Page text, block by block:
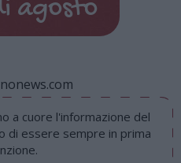
agosto
a cuore l'informazione del
di essere sempre in prima